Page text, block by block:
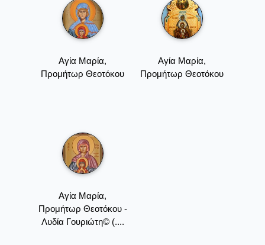
Αγία Μαρία,
Προμήτωρ Θεοτόκου
Αγία Μαρία,
Προμήτωρ Θεοτόκου
Αγία Μαρία,
Προμήτωρ Θεοτόκου -
Λυδία Γουριώτη© (....